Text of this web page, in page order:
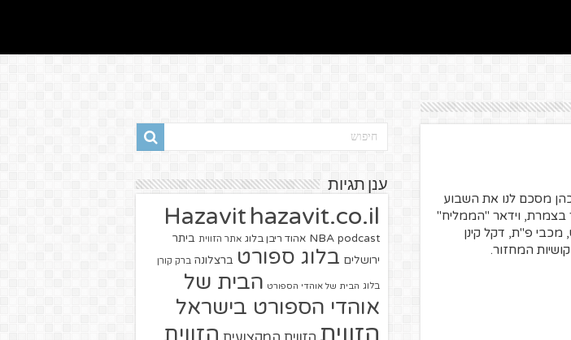
מסכם לנו את השבוע
בצמרת, וידאר "הממליח"
מכבי פ"ת, דקל קינן
המחזור.
ענן תגיות
Hazavit hazavit.co.il
NBA podcast אהוד ריבן בלוג אתר הזווית ביתר
ירושלים בלוג ספורט ברצלונה ברק קורן
בלוג הבית של אוהדי הספורט הבית של
אוהדי הספורט בישראל
הזווית